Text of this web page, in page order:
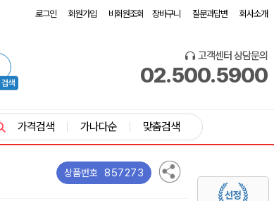
로그인 회원가입 비회원조회 장바구니 질문과답변 회사소개
색
고객센터 상담문의
02.500.5900
가격검색 가나다순 맞춤검색
상품번호 857273